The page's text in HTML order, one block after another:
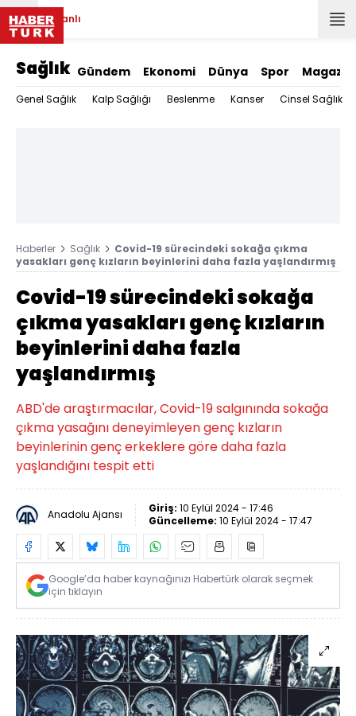
Canlı
Sağlık Gündem Ekonomi Dünya Spor Magazin
Genel Sağlık Kalp Sağlığı Beslenme Kanser Cinsel Sağlık
Haberler Sağlık
Covid-19 sürecindeki sokağa çıkma
yasakları genç kızların beyinlerini daha fazla yaşlandırmış
Covid-19 sürecindeki sokağa
çıkma yasakları genç kızların
beyinlerini daha fazla
yaşlandırmış
ABD'de araştırmacılar, Covid-19 salgınında sokağa
çıkma yasağını deneyimleyen genç kızların
beyinlerinin genç erkeklere göre daha fazla
yaşlandığını tespit etti
Anadolu Ajansı Giriş: 10 Eylül 2024 - 17:46
Güncelleme: 10 Eylül 2024 - 17:47
Google’da haber kaynağınızı Habertürk olarak seçmek
için tıklayın